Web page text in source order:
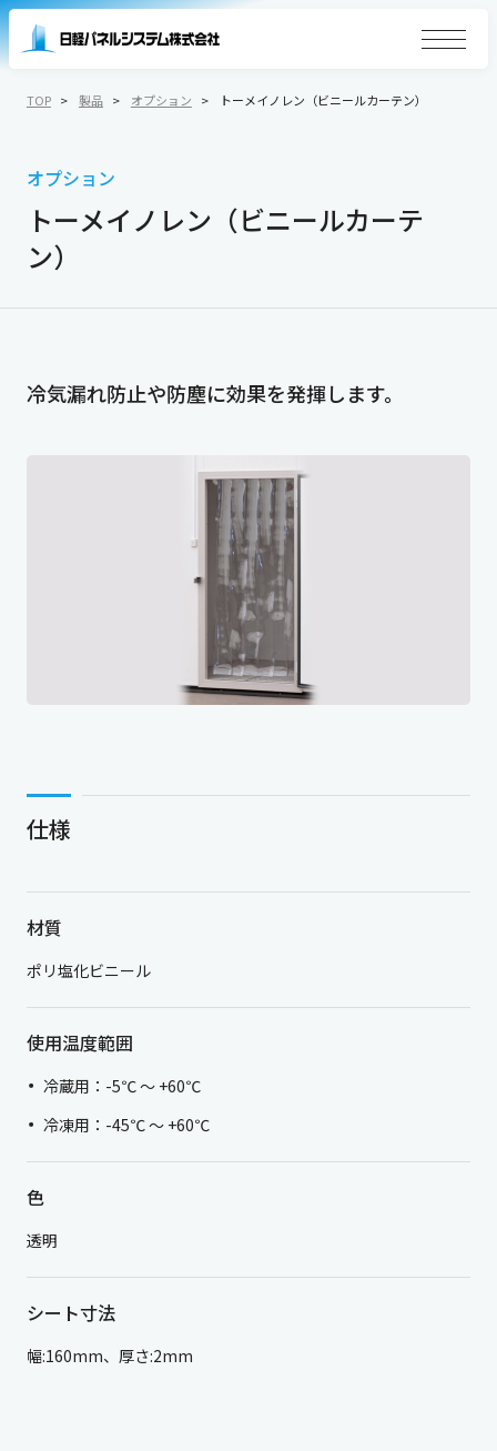
TOP 製品 オプション トーメイノレン（ビニールカーテン）
オプション
トーメイノレン（ビニールカーテ
ン）
冷気漏れ防止や防塵に効果を発揮します。
仕様
材質
ポリ塩化ビニール
使用温度範囲
冷蔵用：-5℃ 〜 +60℃
冷凍用：-45℃ 〜 +60℃
色
透明
シート寸法
幅:160mm、厚さ:2mm